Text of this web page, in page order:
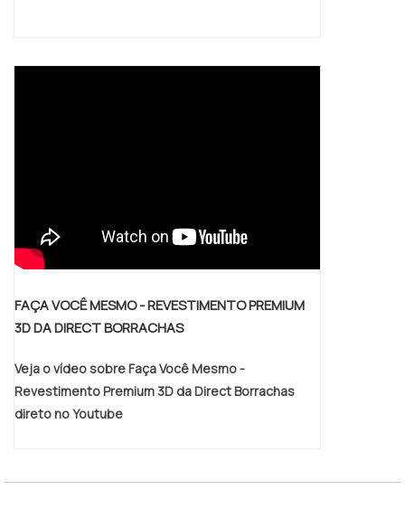
FAÇA VOCÊ MESMO - REVESTIMENTO PREMIUM
3D DA DIRECT BORRACHAS
Veja o vídeo sobre Faça Você Mesmo -
Revestimento Premium 3D da Direct Borrachas
direto no Youtube